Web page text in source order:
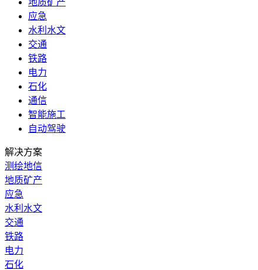
地质矿产
应急
水利水文
交通
铁路
电力
石化
通信
智能施工
自动驾驶
解决方案
测绘地信
地质矿产
应急
水利水文
交通
铁路
电力
石化